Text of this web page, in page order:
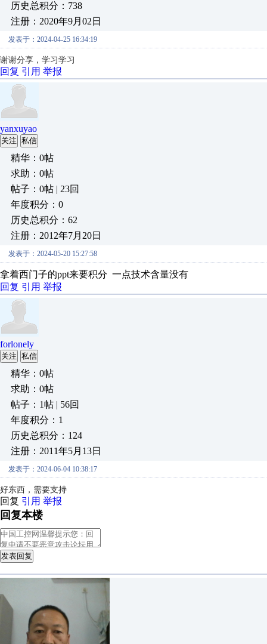
历史总积分：738
注册：2020年9月02日
发表于：2024-04-25 16:34:19
谢谢分享，学习学习
回复 引用 举报
yanxuyao
关注 私信
精华：0帖
求助：0帖
帖子：0帖 | 23回
年度积分：0
历史总积分：62
注册：2012年7月20日
发表于：2024-05-20 15:27:58
拿着西门子的ppt来要积分 一点技术含量没有
回复 引用 举报
forlonely
关注 私信
精华：0帖
求助：0帖
帖子：1帖 | 56回
年度积分：1
历史总积分：124
注册：2011年5月13日
发表于：2024-06-04 10:38:17
好东西，需要支持
回复 引用 举报
回复本楼
发表回复